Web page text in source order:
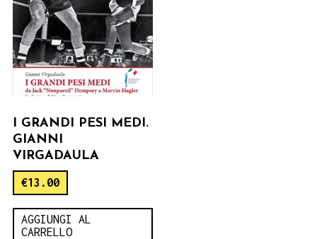
I GRANDI PESI MEDI.
GIANNI
VIRGADAULA
€13.00
AGGIUNGI AL
CARRELLO